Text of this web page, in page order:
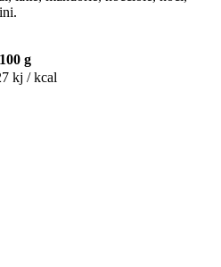
g
kj / kcal